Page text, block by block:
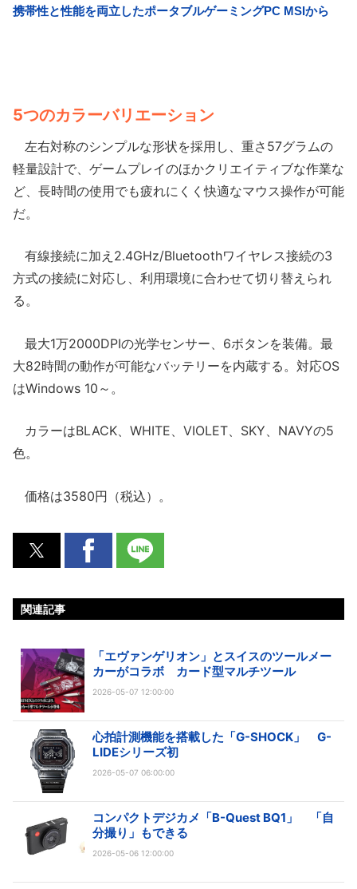
5つのカラーバリエーション
左右対称のシンプルな形状を採用し、重さ57グラムの
軽量設計で、ゲームプレイのほかクリエイティブな作業な
ど、長時間の使用でも疲れにくく快適なマウス操作が可能
だ。
有線接続に加え2.4GHz/Bluetoothワイヤレス接続の3
方式の接続に対応し、利用環境に合わせて切り替えられ
る。
最大1万2000DPIの光学センサー、6ボタンを装備。最
大82時間の動作が可能なバッテリーを内蔵する。対応OS
はWindows 10～。
カラーはBLACK、WHITE、VIOLET、SKY、NAVYの5
色。
価格は3580円（税込）。
関連記事
「エヴァンゲリオン」とスイスのツールメー
カーがコラボ カード型マルチツール
2026-05-07 12:00:00
心拍計測機能を搭載した「G-SHOCK」 G-
LIDEシリーズ初
2026-05-07 06:00:00
コンパクトデジカメ「B-Quest BQ1」 「自
分撮り」もできる
2026-05-06 12:00:00